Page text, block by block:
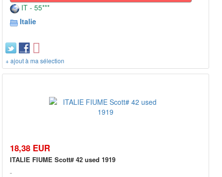
IT - 55***
Italie
+ ajout à ma sélection
18,38 EUR
ITALIE FIUME Scott# 42 used 1919